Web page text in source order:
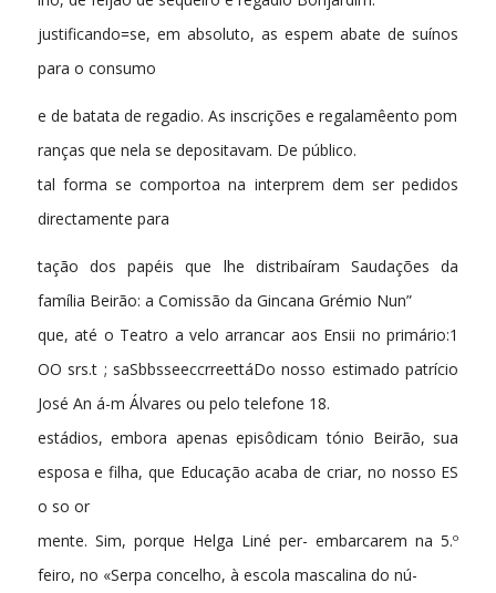
justificando=se, em absoluto, as espem abate de suínos
para o consumo
e de batata de regadio. As inscrições e regalamêento pom
ranças que nela se depositavam. De público.
tal forma se comportoa na interprem dem ser pedidos
directamente para
tação dos papéis que lhe distribaíram Saudações da
família Beirão: a Comissão da Gincana Grémio Nun”
que, até o Teatro a velo arrancar aos Ensii no primário:1
OO srs.t ; saSbbsseeccrreettáDo nosso estimado patrício
José An á-m Álvares ou pelo telefone 18.
estádios, embora apenas episôdicam tónio Beirão, sua
esposa e filha, que Educação acaba de criar, no nosso ES
o so or
mente. Sim, porque Helga Liné per- embarcarem na 5.º
feiro, no «Serpa concelho, à escola mascalina do nú-